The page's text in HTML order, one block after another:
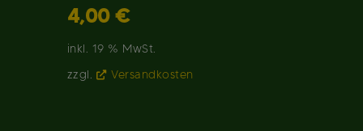
4,00€
inkl. 19 % MwSt.
zzgl.
Versandkosten